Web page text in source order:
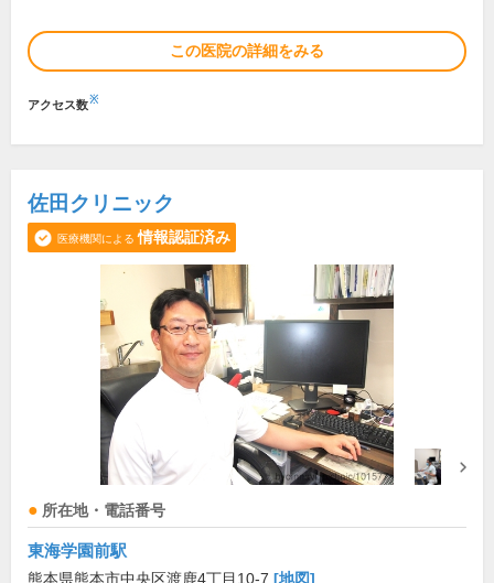
この医院の詳細をみる
アクセス数※
佐田クリニック
医療機関による 情報認証済み
所在地・電話番号
東海学園前駅
熊本県熊本市中央区渡鹿4丁目10-7 [地図]